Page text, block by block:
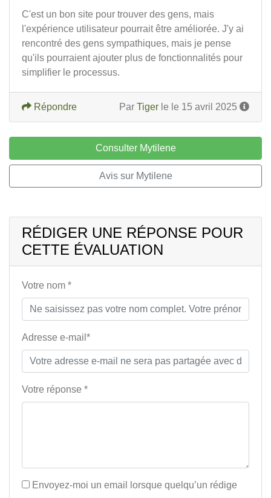
C'est un bon site pour trouver des gens, mais
l'expérience utilisateur pourrait être améliorée. J'y ai
rencontré des gens sympathiques, mais je pense
qu'ils pourraient ajouter plus de fonctionnalités pour
simplifier le processus.
Par Tiger le le 15 avril 2025
Répondre
Consulter Mytilene
Avis sur Mytilene
RÉDIGER UNE RÉPONSE POUR
CETTE ÉVALUATION
Votre nom *
Adresse e-mail*
Votre réponse *
Envoyez-moi un email lorsque quelqu’un rédige